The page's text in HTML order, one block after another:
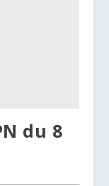
du 8